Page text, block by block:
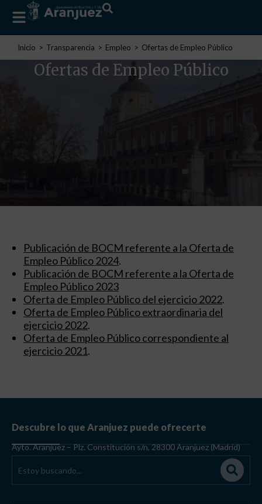
Estás aquí:
Inicio Transparencia Empleo Ofertas de Empleo Público
Ofertas de Empleo Público
Publicación de BOCM referente a la Oferta de
Empleo Público 2024.
Publicación de BOCM referente a la Oferta de
Empleo Público 2023
Oferta de Empleo Público del ejercicio 2022.
Oferta de Empleo Público extraordinaria del
ejercicio 2022.
Oferta de Empleo Público correspondiente al
ejercicio 2021.
Descubre lo que Aranjuez puede ofrecerte
Ayto. Aranjuez – Plz. Constitución s/n, 28300 Aranjuez (Madrid)